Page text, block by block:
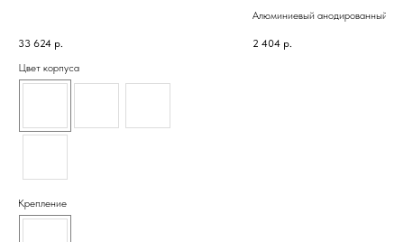
33 624 р.
Цвет корпуса
Крепление
Алюминиевый анодированный
декоративной подсветки. Для
2 404 р.